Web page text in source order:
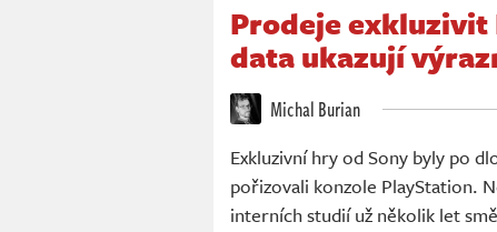
Prodeje
data ukazují
Michal Burian
Exkluzivní hry od Sony byly po
pořizovali konzole PlayStation.
interních studií už několik let